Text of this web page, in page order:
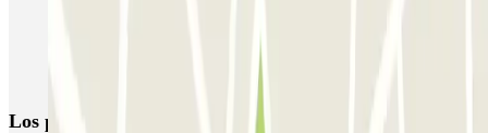
Parking Vall d’Hebrón Hospital | 3 Parkings con DESCUENTO |
Los parkings